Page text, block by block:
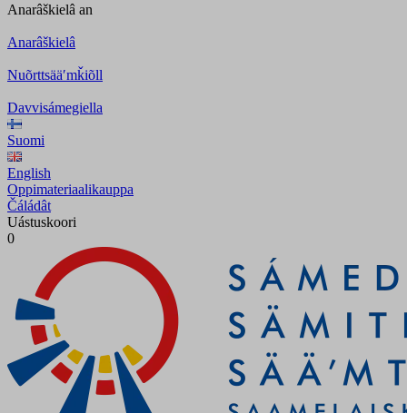
Anarâškielâ an
Anarâškielâ
Nuõrttsääʹmǩiõll
Davvisámegiella
Suomi
English
Oppimateriaalikauppa
Čáládât
Uástuskoori
0